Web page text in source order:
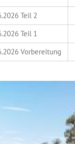
Teil 2
Teil 1
Vorbereitung